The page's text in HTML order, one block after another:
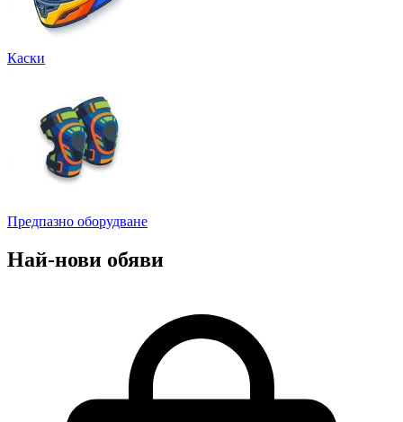
Каски
Предпазно оборудване
Най-нови обяви